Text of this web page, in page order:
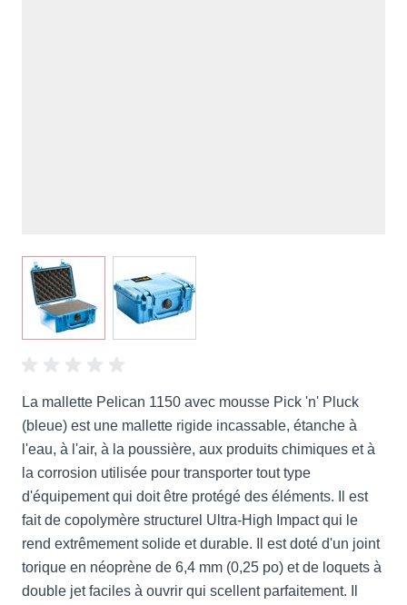
View larger image
La mallette Pelican 1150 avec mousse Pick 'n' Pluck
(bleue) est une mallette rigide incassable, étanche à
l'eau, à l'air, à la poussière, aux produits chimiques et à
la corrosion utilisée pour transporter tout type
d'équipement qui doit être protégé des éléments. Il est
fait de copolymère structurel Ultra-High Impact qui le
rend extrêmement solide et durable. Il est doté d'un joint
torique en néoprène de 6,4 mm (0,25 po) et de loquets à
double jet faciles à ouvrir qui scellent parfaitement. Il